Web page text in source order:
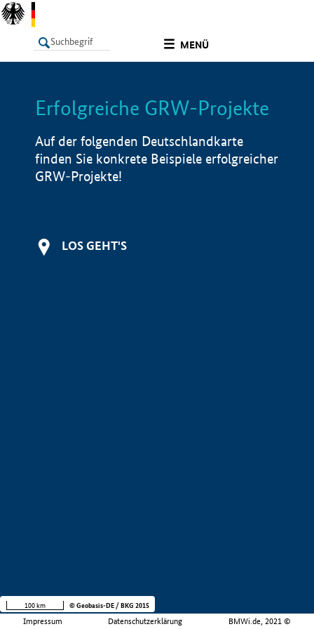
MENÜ
LISTE Info
Erfolgreiche GRW-Projekte
Auf der folgenden Deutschlandkarte
finden Sie konkrete Beispiele erfolgreicher
GRW-Projekte!
LOS GEHT'S
Impressum Datenschutzerklärung BMWi.de, 2021 ©
100 km © Geobasis-DE / BKG 2015